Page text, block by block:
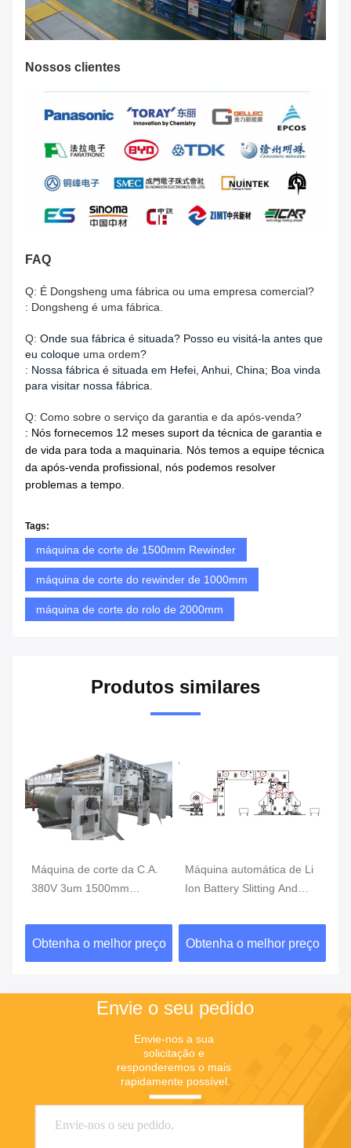
Nossos clientes
FAQ
Q: É Dongsheng uma fábrica ou uma empresa comercial?
: Dongsheng é uma fábrica.
Q: Onde sua fábrica é situada? Posso eu visitá-la antes que
eu coloque uma ordem?
: Nossa fábrica é situada em Hefei, Anhui, China; Boa vinda
para visitar nossa fábrica.
Q: Como sobre o serviço da garantia e da após-venda?
: Nós fornecemos 12 meses suport da técnica de garantia e
de vida para toda a maquinaria. Nós temos a equipe técnica
da após-venda profissional, nós podemos resolver
problemas a tempo.
Tags:
máquina de corte de 1500mm Rewinder
máquina de corte do rewinder de 1000mm
máquina de corte do rolo de 2000mm
Produtos similares
Máquina de corte da C.A.
380V 3um 1500mm
corte de alta velocidade
Obtenha o melhor preço
Máquina automática de Li
Ion Battery Slitting And
Obtenha o melhor preço
Envie o seu pedido
Envie-nos a sua
solicitação e
responderemos o mais
rapidamente possível.